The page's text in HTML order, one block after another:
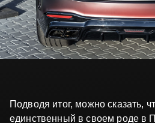
Подводя итог, можно сказать,
единственный в своем роде в